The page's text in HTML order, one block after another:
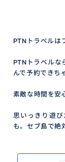
PTNトラベルは
PTNトラベルな
んで予約できち
素敵な時間を安
思いっきり遊
も。セブ島で絶